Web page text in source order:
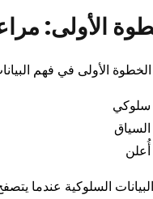
الأولى:
الأولى في فهم
سلوكي
السياق
أُعلن
السلوكية عندما